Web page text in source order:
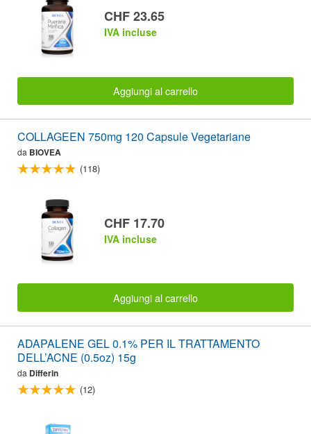
CHF 23.65
IVA incluse
Aggiungi al carrello
COLLAGEEN 750mg 120 Capsule Vegetariane
da BIOVEA
(118)
CHF 17.70
IVA incluse
Aggiungi al carrello
ADAPALENE GEL 0.1% PER IL TRATTAMENTO
DELL’ACNE (0.5oz) 15g
da Differin
(12)